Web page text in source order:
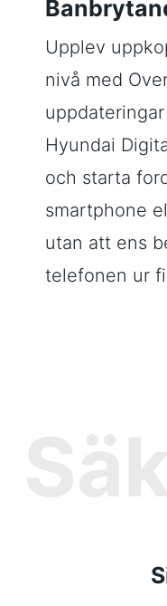
Upplev
nivå med
Hyundai
och starta
smartphone
utan att ens
telefonen ur